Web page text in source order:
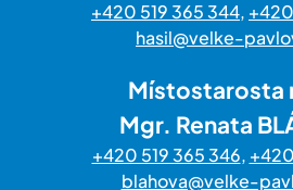
+420 519 365 344,
hasil@velke-
Místostarosta
Mgr. Renata
+420 519 365 346,
blahova@velke-